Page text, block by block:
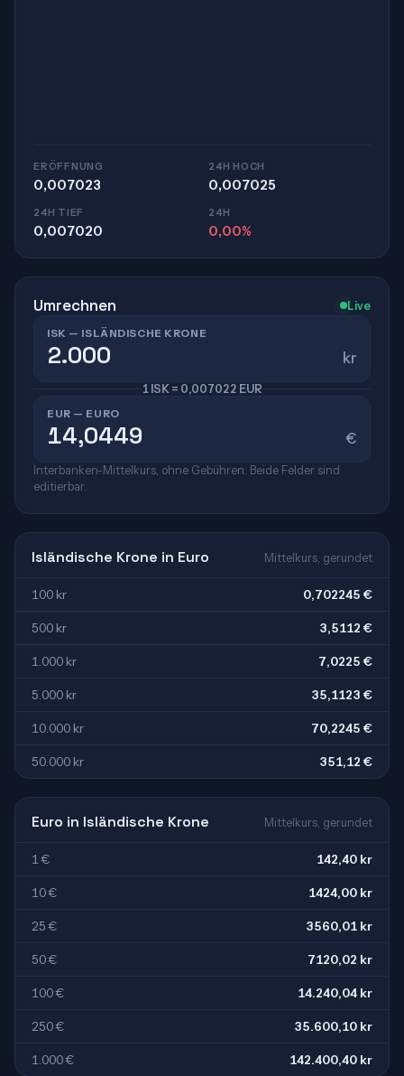
ERÖFFNUNG
0,007023
24H HOCH
0,007025
24H TIEF
0,007020
24H
0,00%
Umrechnen Live
ISK — ISLÄNDISCHE KRONE
kr
1 ISK = 0,007022 EUR
EUR — EURO
€
Interbanken-Mittelkurs, ohne Gebühren. Beide Felder sind
editierbar.
Isländische Krone in Euro Mittelkurs, gerundet
100 kr 0,702245 €
500 kr 3,5112 €
1.000 kr 7,0225 €
5.000 kr 35,1123 €
10.000 kr 70,2245 €
50.000 kr 351,12 €
Euro in Isländische Krone Mittelkurs, gerundet
1 € 142,40 kr
10 € 1424,00 kr
25 € 3560,01 kr
50 € 7120,02 kr
100 € 14.240,04 kr
250 € 35.600,10 kr
1.000 € 142.400,40 kr